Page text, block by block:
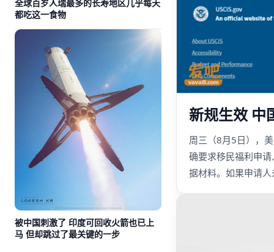
全球百岁人瑞最多的长寿地区几乎每天
都吃这一食物
被中国刺激了 印度可回收火箭也已上
马 但却跳过了最关键的一步
新规生效 中
周三（8月5日），
确要求移民福利申
据材料。如果申请